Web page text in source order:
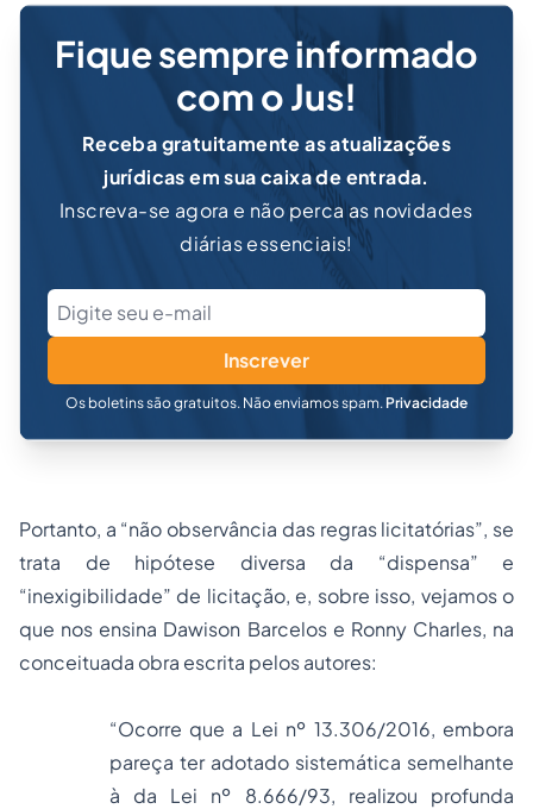
Fique sempre informado
com o Jus!
Receba gratuitamente as atualizações
jurídicas em sua caixa de entrada.
Inscreva-se agora e não perca as novidades
diárias essenciais!
Inscrever
Os boletins são gratuitos. Não enviamos spam. Privacidade
Portanto, a “não observância das regras licitatórias”, se
trata de hipótese diversa da “dispensa” e
“inexigibilidade” de licitação, e, sobre isso, vejamos o
que nos ensina Dawison Barcelos e Ronny Charles, na
conceituada obra escrita pelos autores:
“Ocorre que a Lei nº 13.306/2016, embora
pareça ter adotado sistemática semelhante
à da Lei nº 8.666/93, realizou profunda